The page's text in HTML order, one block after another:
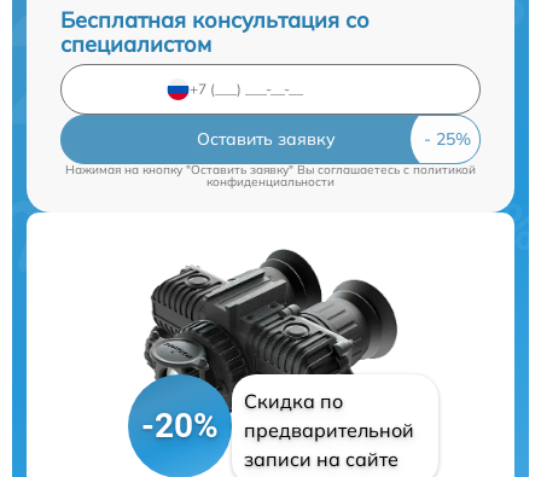
Бесплатная консультация со
специалистом
Оставить заявку
Нажимая на кнопку "Оставить заявку" Вы соглашаетесь cполитикой
конфиденциальности
-20%
Скидка по
предварительной
записи на сайте